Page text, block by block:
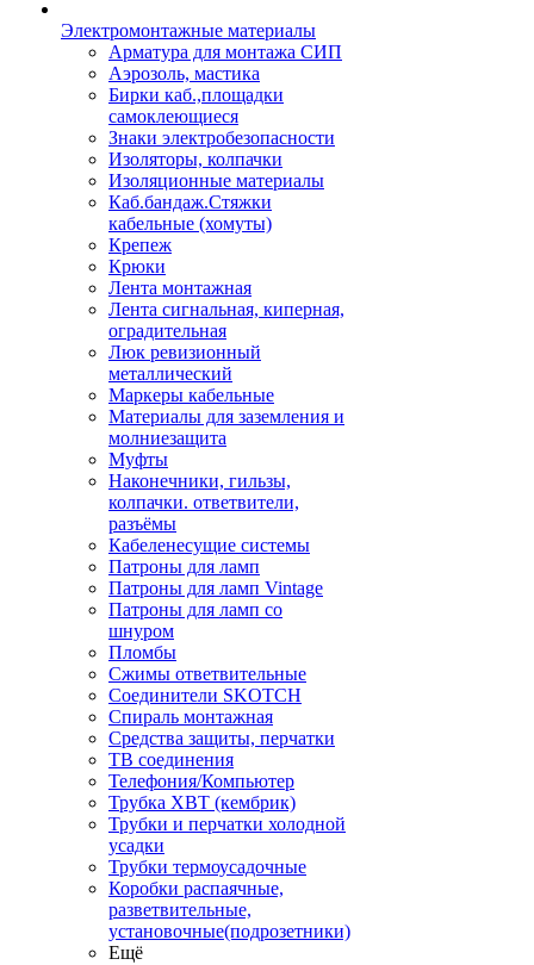
Электромонтажные материалы
Арматура для монтажа СИП
Аэрозоль, мастика
Бирки каб.,площадки
самоклеющиеся
Знаки электробезопасности
Изоляторы, колпачки
Изоляционные материалы
Каб.бандаж.Стяжки
кабельные (хомуты)
Крепеж
Крюки
Лента монтажная
Лента сигнальная, киперная,
оградительная
Люк ревизионный
металлический
Маркеры кабельные
Материалы для заземления и
молниезащита
Муфты
Наконечники, гильзы,
колпачки. ответвители,
разъёмы
Кабеленесущие системы
Патроны для ламп
Патроны для ламп Vintage
Патроны для ламп со
шнуром
Пломбы
Сжимы ответвительные
Соединители SKOTCH
Спираль монтажная
Средства защиты, перчатки
ТВ соединения
Телефония/Компьютер
Трубка ХВТ (кембрик)
Трубки и перчатки холодной
усадки
Трубки термоусадочные
Коробки распаячные,
разветвительные,
установочные(подрозетники)
Ещё